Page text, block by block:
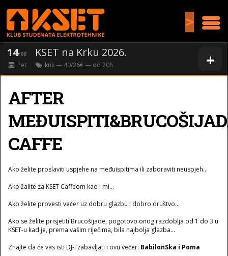
>
+
14/08 KSET na Krku 2026.
Pet knk— 40/26€ — od 20h
AFTER
CAFFE
Ako želite proslaviti uspjehe na međuispitima ili zaboraviti neuspjeh...
Ako žalite za KSET Caffeom kao i mi...
Ako želite provesti večer uz dobru glazbu i dobro društvo...
Ako se želite prisjetiti Brucošijade, pogotovo onog razdoblja od 1 do 3 u
KSET-u kad je, prema vašim riječima, bila najbolja glazba...
Znajte da će vas isti DJ-i zabavljati i ovu večer: BabilonSka i Poma